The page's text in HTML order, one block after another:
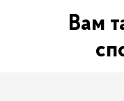
Вам